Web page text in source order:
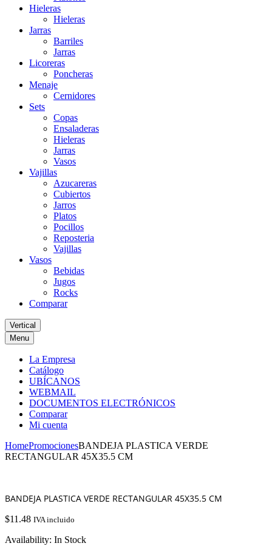
Hieleras
Hieleras
Jarras
Barriles
Jarras
Licoreras
Poncheras
Menaje
Cernidores
Sets
Copas
Ensaladeras
Hieleras
Jarras
Vasos
Vajillas
Azucareras
Cubiertos
Jarros
Platos
Pocillos
Reposteria
Vajillas
Vasos
Bebidas
Jugos
Rocks
Comparar
Vertical
Menu
La Empresa
Catálogo
UBÍCANOS
WEBMAIL
DOCUMENTOS ELECTRÓNICOS
Comparar
Mi cuenta
HomePromocionesBANDEJA PLASTICA VERDE
RECTANGULAR 45X35.5 CM
BANDEJA PLASTICA VERDE RECTANGULAR 45X35.5 CM
$11.48 IVA incluido
Availability: In Stock